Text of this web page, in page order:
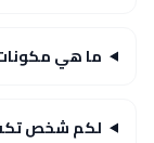
ما هي
لكم شخص